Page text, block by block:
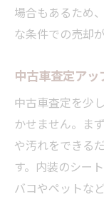
場合もあるため
な条件での売却
中古車査定ア
中古車査定を少
かせません。ま
や汚れをできる
す。内装のシー
バコやペットな